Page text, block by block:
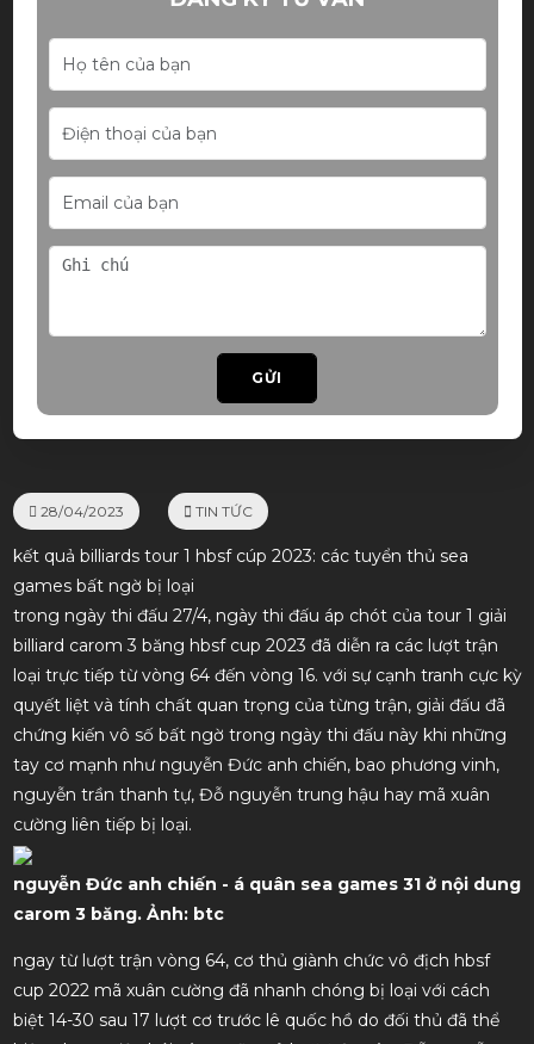
GỬI
28/04/2023 TIN TỨC
kết quả billiards tour 1 hbsf cúp 2023: các tuyển thủ sea
games bất ngờ bị loại
trong ngày thi đấu 27/4, ngày thi đấu áp chót của tour 1 giải
billiard carom 3 băng hbsf cup 2023 đã diễn ra các lượt trận
loại trực tiếp từ vòng 64 đến vòng 16. với sự cạnh tranh cực kỳ
quyết liệt và tính chất quan trọng của từng trận, giải đấu đã
chứng kiến vô số bất ngờ trong ngày thi đấu này khi những
tay cơ mạnh như nguyễn Đức anh chiến, bao phương vinh,
nguyễn trần thanh tự, Đỗ nguyễn trung hậu hay mã xuân
cường liên tiếp bị loại.
nguyễn Đức anh chiến - á quân sea games 31 ở nội dung
carom 3 băng. Ảnh: btc
ngay từ lượt trận vòng 64, cơ thủ giành chức vô địch hbsf
cup 2022 mã xuân cường đã nhanh chóng bị loại với cách
biệt 14-30 sau 17 lượt cơ trước lê quốc hồ do đối thủ đã thể